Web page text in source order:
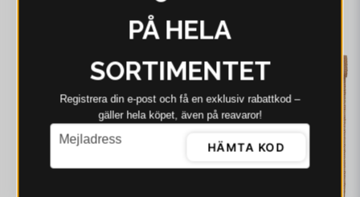
PÅ HELA
SORTIMENTET
Registrera din e‑post och få en exklusiv rabattkod –
gäller hela köpet, även på reavaror!
email
Mejladress
HÄMTA KOD